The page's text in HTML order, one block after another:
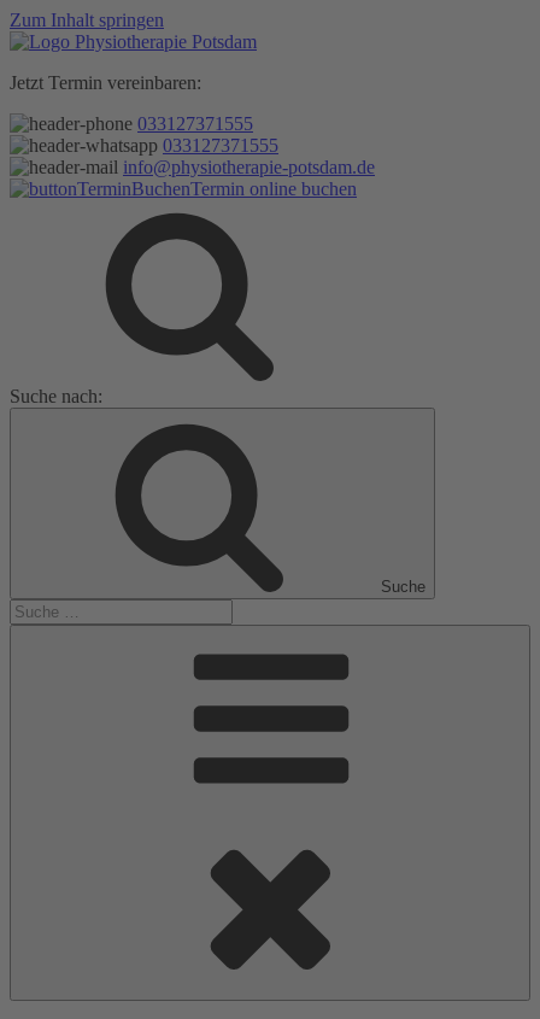
Zum Inhalt springen
Jetzt Termin vereinbaren:
033127371555
033127371555
info@physiotherapie-potsdam.de
Termin online buchen
Suche nach:
Suche